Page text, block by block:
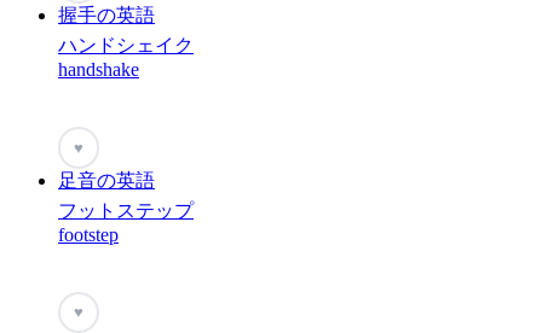
握手の英語
ハンドシェイク
handshake
♥
足音の英語
フットステップ
footstep
♥